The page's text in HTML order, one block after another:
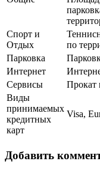
Спорт и
Отдых
по
Парковка
Интернет
Сервисы
Прокат
Виды
принимаемых
кредитных
карт
Visa,
Добавить